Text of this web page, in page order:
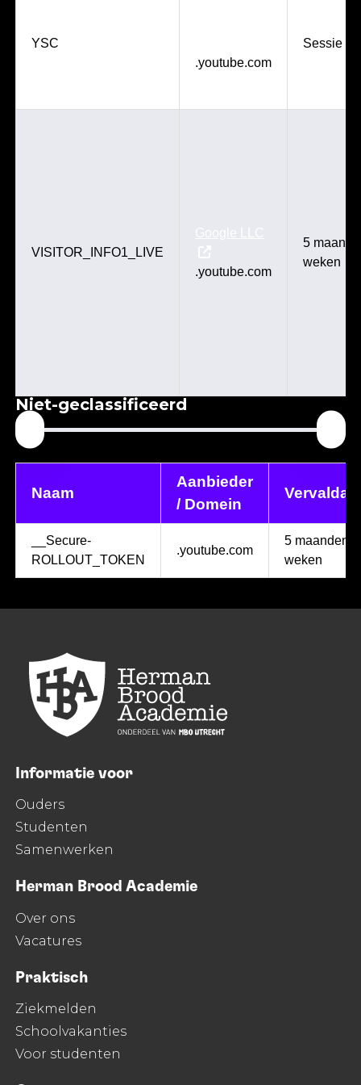
YSC
.youtube.com
Sessie
VISITOR_INFO1_LIVE
.youtube.com
5
weken
Niet-geclassificeerd
Naam
Aanbieder
/ Domein
__Secure-
ROLLOUT_TOKEN
.youtube.com
5 maanden 4
weken
Informatie voor
Ouders
Studenten
Samenwerken
Herman Brood Academie
Over ons
Vacatures
Praktisch
Ziekmelden
Schoolvakanties
Voor studenten